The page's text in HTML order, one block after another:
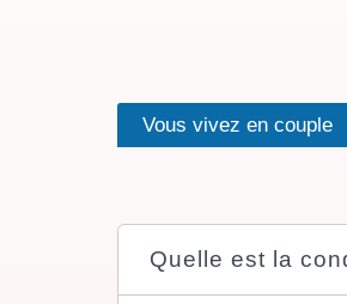
Vous vivez en couple
Quelle est la